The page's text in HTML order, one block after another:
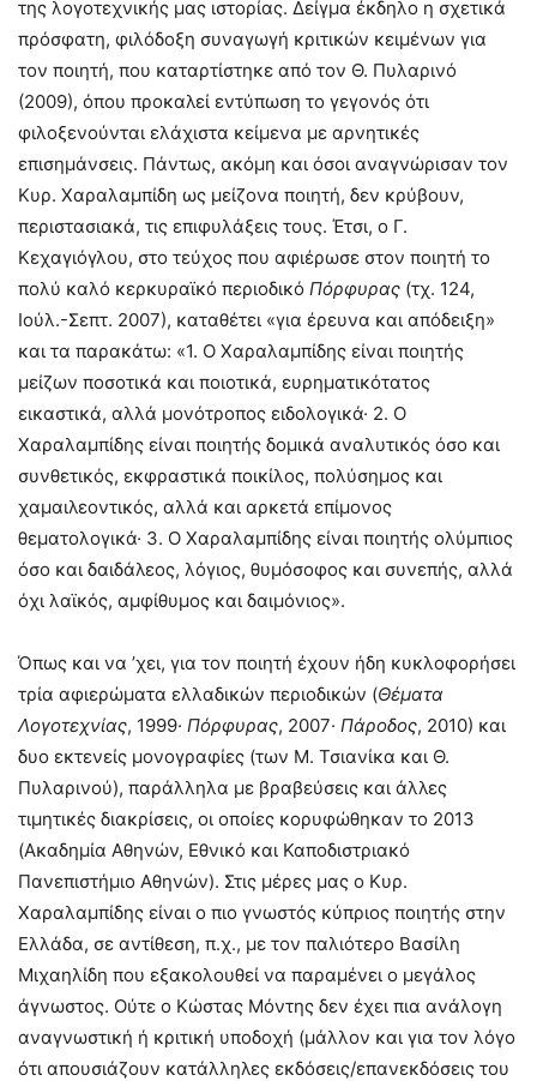
της λογοτεχνικής μας ιστορίας. Δείγμα έκδηλο η σχετικά
πρόσφατη, φιλόδοξη συναγωγή κριτικών κειμένων για
τον ποιητή, που καταρτίστηκε από τον Θ. Πυλαρινό
(2009), όπου προκαλεί εντύπωση το γεγονός ότι
φιλοξενούνται ελάχιστα κείμενα με αρνητικές
επισημάνσεις. Πάντως, ακόμη και όσοι αναγνώρισαν τον
Κυρ. Χαραλαμπίδη ως μείζονα ποιητή, δεν κρύβουν,
περιστασιακά, τις επιφυλάξεις τους. Έτσι, ο Γ.
Κεχαγιόγλου, στο τεύχος που αφιέρωσε στον ποιητή το
πολύ καλό κερκυραϊκό περιοδικό Πόρφυρας (τχ. 124,
Iούλ.-Σεπτ. 2007), καταθέτει «για έρευνα και απόδειξη»
και τα παρακάτω: «1. Ο Χαραλαμπίδης είναι ποιητής
μείζων ποσοτικά και ποιοτικά, ευρηματικότατος
εικαστικά, αλλά μονότροπος ειδολογικά· 2. Ο
Χαραλαμπίδης είναι ποιητής δομικά αναλυτικός όσο και
συνθετικός, εκφραστικά ποικίλος, πολύσημος και
χαμαιλεοντικός, αλλά και αρκετά επίμονος
θεματολογικά· 3. Ο Χαραλαμπίδης είναι ποιητής ολύμπιος
όσο και δαιδάλεος, λόγιος, θυμόσοφος και συνεπής, αλλά
όχι λαϊκός, αμφίθυμος και δαιμόνιος».
Όπως και να ’χει, για τον ποιητή έχουν ήδη κυκλοφορήσει
τρία αφιερώματα ελλαδικών περιοδικών (Θέματα
Λογοτεχνίας, 1999· Πόρφυρας, 2007· Πάροδος, 2010) και
δυο εκτενείς μονογραφίες (των Μ. Τσιανίκα και Θ.
Πυλαρινού), παράλληλα με βραβεύσεις και άλλες
τιμητικές διακρίσεις, οι οποίες κορυφώθηκαν το 2013
(Ακαδημία Αθηνών, Εθνικό και Καποδιστριακό
Πανεπιστήμιο Αθηνών). Στις μέρες μας ο Κυρ.
Χαραλαμπίδης είναι ο πιο γνωστός κύπριος ποιητής στην
Ελλάδα, σε αντίθεση, π.χ., με τον παλιότερο Βασίλη
Μιχαηλίδη που εξακολουθεί να παραμένει ο μεγάλος
άγνωστος. Ούτε ο Κώστας Μόντης δεν έχει πια ανάλογη
αναγνωστική ή κριτική υποδοχή (μάλλον και για τον λόγο
ότι απουσιάζουν κατάλληλες εκδόσεις/επανεκδόσεις του